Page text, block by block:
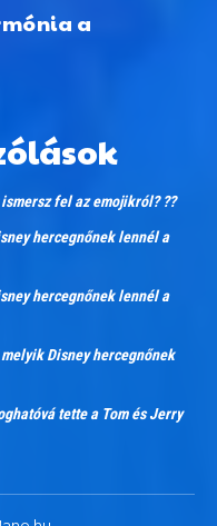
a
fel az emojikról? ??
hercegnőnek lennél a
hercegnőnek lennél a
Disney hercegnőnek
tette a Tom és Jerry